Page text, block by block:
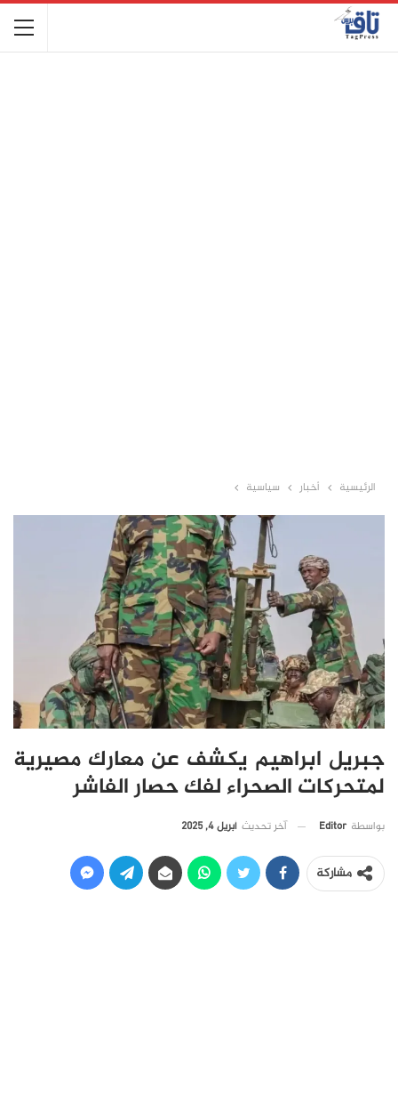
الرئيسية أخبار سياسية
جبريل ابراهيم يكشف عن معارك مصيرية
لمتحركات الصحراء لفك حصار الفاشر
بواسطة Editor آخر تحديث أبريل 4, 2025
مشاركة